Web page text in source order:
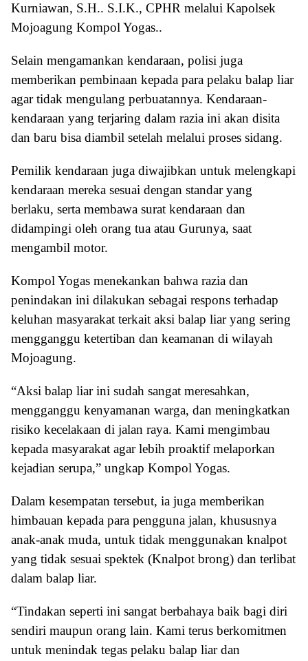
Kurniawan, S.H.. S.I.K., CPHR melalui Kapolsek
Mojoagung Kompol Yogas..
Selain mengamankan kendaraan, polisi juga
memberikan pembinaan kepada para pelaku balap liar
agar tidak mengulang perbuatannya. Kendaraan-
kendaraan yang terjaring dalam razia ini akan disita
dan baru bisa diambil setelah melalui proses sidang.
Pemilik kendaraan juga diwajibkan untuk melengkapi
kendaraan mereka sesuai dengan standar yang
berlaku, serta membawa surat kendaraan dan
didampingi oleh orang tua atau Gurunya, saat
mengambil motor.
Kompol Yogas menekankan bahwa razia dan
penindakan ini dilakukan sebagai respons terhadap
keluhan masyarakat terkait aksi balap liar yang sering
mengganggu ketertiban dan keamanan di wilayah
Mojoagung.
“Aksi balap liar ini sudah sangat meresahkan,
mengganggu kenyamanan warga, dan meningkatkan
risiko kecelakaan di jalan raya. Kami mengimbau
kepada masyarakat agar lebih proaktif melaporkan
kejadian serupa,” ungkap Kompol Yogas.
Dalam kesempatan tersebut, ia juga memberikan
himbauan kepada para pengguna jalan, khususnya
anak-anak muda, untuk tidak menggunakan knalpot
yang tidak sesuai spektek (Knalpot brong) dan terlibat
dalam balap liar.
“Tindakan seperti ini sangat berbahaya baik bagi diri
sendiri maupun orang lain. Kami terus berkomitmen
untuk menindak tegas pelaku balap liar dan